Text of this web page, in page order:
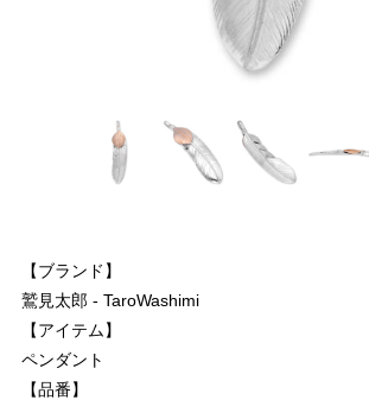
【ブランド】
鷲見太郎 - TaroWashimi
【アイテム】
ペンダント
【品番】